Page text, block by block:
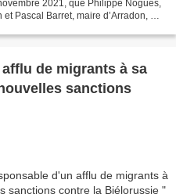
2021, que Philippe Noguès,
Pascal Barret, maire d’Arradon, ont
de migrants à sa
sanctions